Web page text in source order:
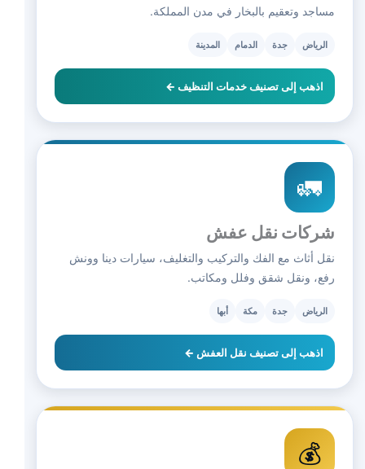
مساجد وتعقيم بالبخار في مدن المملكة.
الرياض جدة الدمام المدينة
اذهب إلى تصنيف خدمات التنظيف ←
🚛
شركات نقل عفش
نقل أثاث مع الفك والتركيب والتغليف، سيارات دينا وونش
رفع، ونقل شقق وفلل ومكاتب.
الرياض جدة مكة أبها
اذهب إلى تصنيف نقل العفش ←
💰